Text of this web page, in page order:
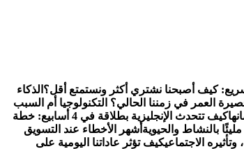
كيف أصبحنا نشتري أكثر ونستمتع أقل؟ الذكاء
العمر في زمننا الحالي؟ التكنولوجيا أم السبب
كيف تتحدث الإنجليزية بطلاقة في 4 أسابيع: خطة
بالنشاط والحيوية أشهر الأخطاء عند التسويق
الاجتماعيكيف تؤثر عاداتنا اليومية على